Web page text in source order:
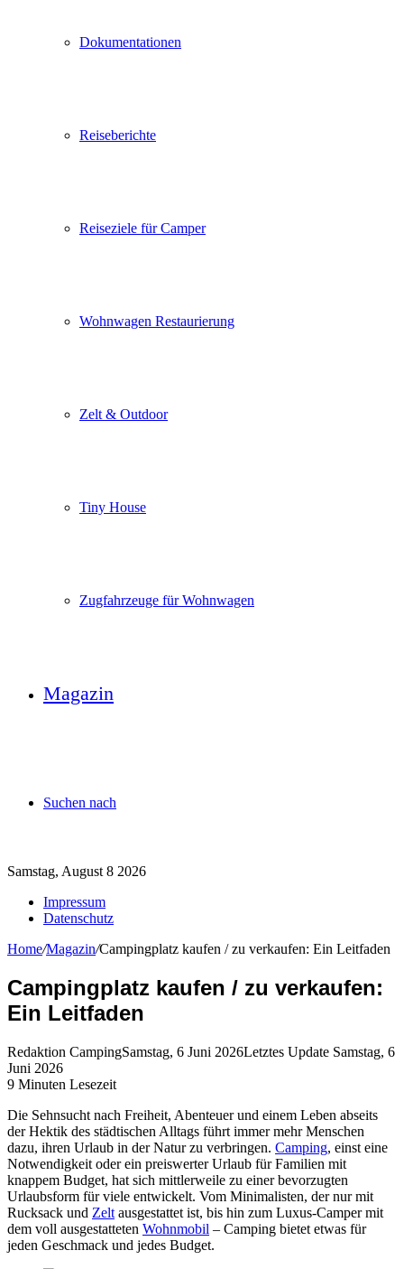
Dokumentationen
Reiseberichte
Reiseziele für Camper
Wohnwagen Restaurierung
Zelt & Outdoor
Tiny House
Zugfahrzeuge für Wohnwagen
Magazin
Suchen nach
Samstag, August 8 2026
Impressum
Datenschutz
Home/Magazin/Campingplatz kaufen / zu verkaufen: Ein Leitfaden
Campingplatz kaufen / zu verkaufen:
Ein Leitfaden
Redaktion CampingSamstag, 6 Juni 2026Letztes Update Samstag, 6
Juni 2026
9 Minuten Lesezeit
Die Sehnsucht nach Freiheit, Abenteuer und einem Leben abseits
der Hektik des städtischen Alltags führt immer mehr Menschen
dazu, ihren Urlaub in der Natur zu verbringen. Camping, einst eine
Notwendigkeit oder ein preiswerter Urlaub für Familien mit
knappem Budget, hat sich mittlerweile zu einer bevorzugten
Urlaubsform für viele entwickelt. Vom Minimalisten, der nur mit
Rucksack und Zelt ausgestattet ist, bis hin zum Luxus-Camper mit
dem voll ausgestatteten Wohnmobil – Camping bietet etwas für
jeden Geschmack und jedes Budget.